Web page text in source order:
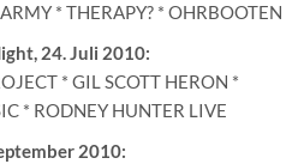
* THERAPY? * OHRBOOTEN
24. Juli 2010:
* GIL SCOTT HERON *
* RODNEY HUNTER LIVE
2010: